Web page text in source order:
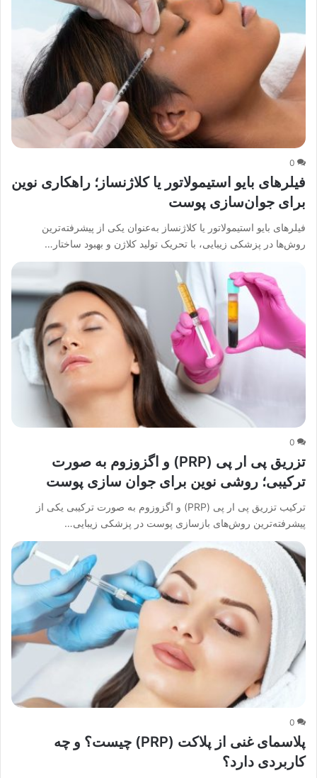
0
فیلرهای بایو استیمولاتور یا کلاژنساز؛ راهکاری نوین
برای جوان‌سازی پوست
فیلرهای بایو استیمولاتور یا کلاژنساز به‌عنوان یکی از پیشرفته‌ترین
روش‌ها در پزشکی زیبایی، با تحریک تولید کلاژن و بهبود ساختار…
0
تزریق پی ار پی (PRP) و اگزوزوم به صورت
ترکیبی؛ روشی نوین برای جوان سازی پوست
ترکیب تزریق پی ار پی (PRP) و اگزوزوم به صورت ترکیبی یکی از
پیشرفته‌ترین روش‌های بازسازی پوست در پزشکی زیبایی…
0
پلاسمای غنی از پلاکت (PRP) چیست؟ و چه
کاربردی دارد؟